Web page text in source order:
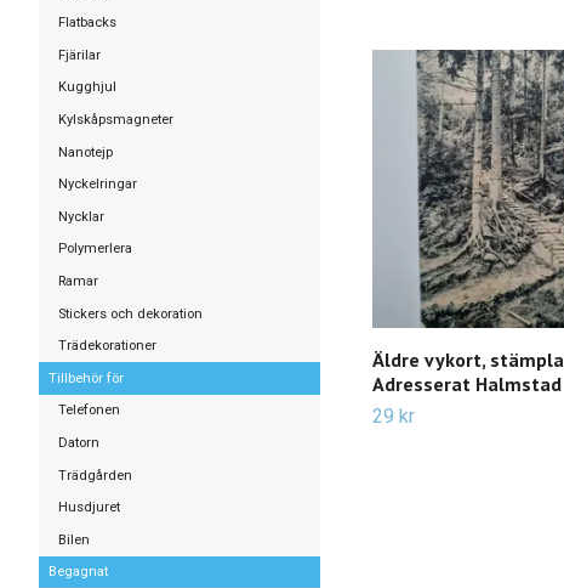
Flatbacks
Fjärilar
Kugghjul
Kylskåpsmagneter
Nanotejp
Nyckelringar
Nycklar
Polymerlera
Ramar
Stickers och dekoration
Trädekorationer
Tillbehör för
Telefonen
Datorn
Trädgården
Husdjuret
Bilen
Begagnat
Äldre vykort,
Adresserat Halmstad
29 kr